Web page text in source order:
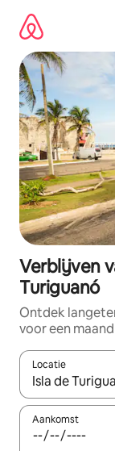
direct
naar
inhoud
Verblijven
Turiguanó
Ontdek
voor een
Locatie
Wanneer er
Aankomst